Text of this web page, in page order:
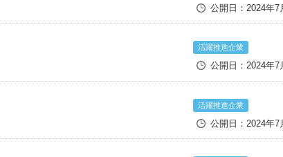
公開日：2024年7
活躍推進企業
公開日：2024年7
活躍推進企業
公開日：2024年7